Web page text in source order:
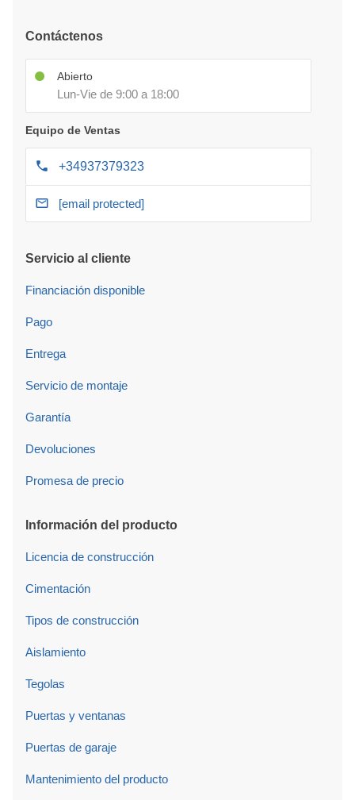
Contáctenos
Abierto
Lun-Vie de 9:00 a 18:00
Equipo de Ventas
+34937379323
[email protected]
Servicio al cliente
Financiación disponible
Pago
Entrega
Servicio de montaje
Garantía
Devoluciones
Promesa de precio
Información del producto
Licencia de construcción
Cimentación
Tipos de construcción
Aislamiento
Tegolas
Puertas y ventanas
Puertas de garaje
Mantenimiento del producto